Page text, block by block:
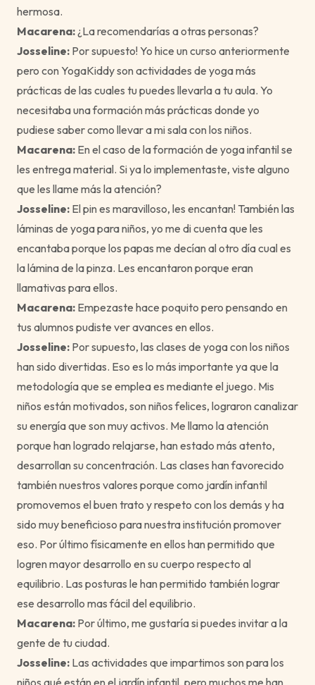
hermosa.
Macarena:¿La recomendarías a otras personas?
Josseline: Por supuesto! Yo hice un curso anteriormente
pero con YogaKiddy son actividades de yoga más
prácticas de las cuales tu puedes llevarla a tu aula. Yo
necesitaba una formación más prácticas donde yo
pudiese saber como llevar a mi sala con los niños.
Macarena: En el caso de la formación de yoga infantil se
les entrega material. Si ya lo implementaste, viste alguno
que les llame más la atención?
Josseline: El pin es maravilloso, les encantan! También las
láminas de yoga para niños, yo me di cuenta que les
encantaba porque los papas me decían al otro día cual es
la lámina de la pinza. Les encantaron porque eran
llamativas para ellos.
Macarena: Empezaste hace poquito pero pensando en
tus alumnos pudiste ver avances en ellos.
Josseline: Por supuesto, las clases de yoga con los niños
han sido divertidas. Eso es lo más importante ya que la
metodología que se emplea es mediante el juego. Mis
niños están motivados, son niños felices, lograron canalizar
su energía que son muy activos. Me llamo la atención
porque han logrado relajarse, han estado más atento,
desarrollan su concentración. Las clases han favorecido
también nuestros valores porque como jardín infantil
promovemos el buen trato y respeto con los demás y ha
sido muy beneficioso para nuestra institución promover
eso. Por último físicamente en ellos han permitido que
logren mayor desarrollo en su cuerpo respecto al
equilibrio. Las posturas le han permitido también lograr
ese desarrollo mas fácil del equilibrio.
Macarena: Por último, me gustaría si puedes invitar a la
gente de tu ciudad.
Josseline: Las actividades que impartimos son para los